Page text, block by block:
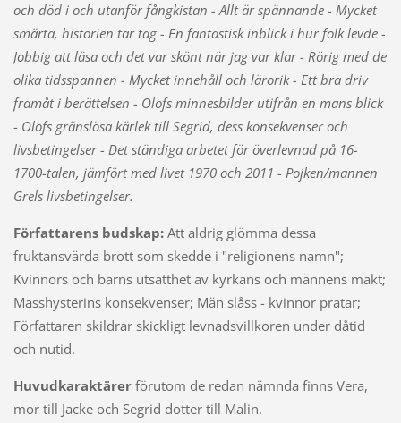
och död i och utanför fångkistan - Allt är spännande - Mycket
smärta, historien tar tag - En fantastisk inblick i hur folk levde -
Jobbig att läsa och det var skönt när jag var klar - Rörig med de
olika tidsspannen - Mycket innehåll och lärorik - Ett bra driv
framåt i berättelsen - Olofs minnesbilder utifrån en mans blick
- Olofs gränslösa kärlek till Segrid, dess konsekvenser och
livsbetingelser - Det ständiga arbetet för överlevnad på 16-
1700-talen, jämfört med livet 1970 och 2011 - Pojken/mannen
Grels livsbetingelser.
Författarens budskap: Att aldrig glömma dessa
fruktansvärda brott som skedde i "religionens namn";
Kvinnors och barns utsatthet av kyrkans och männens makt;
Masshysterins konsekvenser; Män slåss - kvinnor pratar;
Författaren skildrar skickligt levnadsvillkoren under dåtid
och nutid.
Huvudkaraktärer förutom de redan nämnda finns Vera,
mor till Jacke och Segrid dotter till Malin.